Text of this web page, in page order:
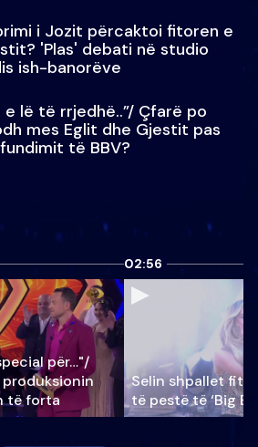
i Jozit përcaktoi fitoren e
'Plas' debati në studio
ish-banorëve
e lë të rrjedhë..”/ Çfarë po
mes Eglit dhe Gjestit pas
të BBV?
për…"/
të forta
02:56
Selin shpallet
të pestë të ‘Big